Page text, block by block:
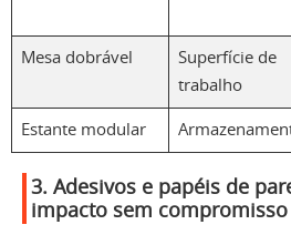
Mesa dobrável
Superfície de
trabalho
Estante modular
3. Adesivos e papéis de
impacto sem compromisso